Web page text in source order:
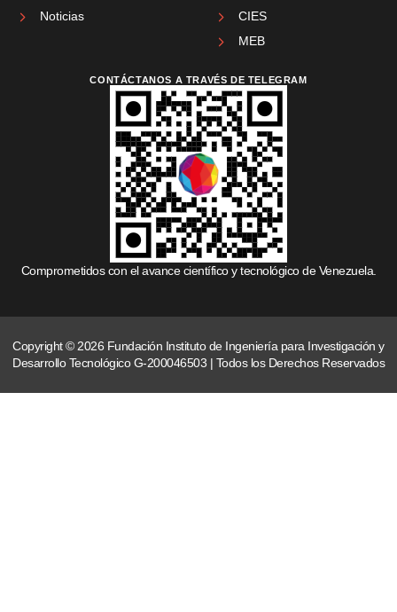
Noticias
CIES
MEB
CONTÁCTANOS A TRAVÉS DE TELEGRAM
Comprometidos con el avance científico y tecnológico de Venezuela.
Copyright © 2026 Fundación Instituto de Ingeniería para Investigación y
Desarrollo Tecnológico G-200046503 | Todos los Derechos Reservados